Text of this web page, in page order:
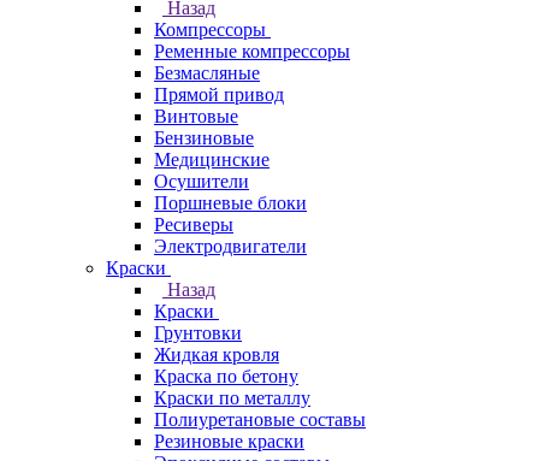
Назад
Компрессоры
Ременные компрессоры
Безмасляные
Прямой привод
Винтовые
Бензиновые
Медицинские
Осушители
Поршневые блоки
Ресиверы
Электродвигатели
Краски
Назад
Краски
Грунтовки
Жидкая кровля
Краска по бетону
Краски по металлу
Полиуретановые составы
Резиновые краски